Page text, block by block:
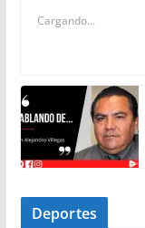
Cargando...
Deportes